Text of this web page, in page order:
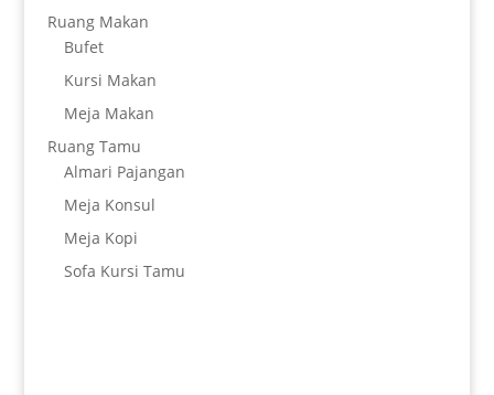
Ruang Makan
Bufet
Kursi Makan
Meja Makan
Ruang Tamu
Almari Pajangan
Meja Konsul
Meja Kopi
Sofa Kursi Tamu